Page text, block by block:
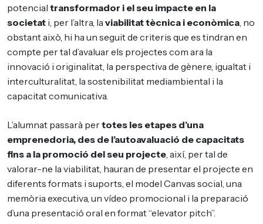
potencial transformador i el seu impacte en la
societat i, per l’altra, laviabilitat tècnica i econòmica, no
obstant això, hi ha un seguit de criteris que es tindran en
compte per tal d’avaluar els projectes com ara la
innovació i originalitat, la perspectiva de gènere, igualtat i
interculturalitat, la sostenibilitat mediambiental i la
capacitat comunicativa.
L’alumnat passarà pertotes les etapes d’una
emprenedoria, des de l’autoavaluació de capacitats
fins a la promoció del seu projecte, així, per tal de
valorar-ne la viabilitat, hauran de presentar el projecte en
diferents formats i suports, el model Canvas social, una
memòria executiva, un vídeo promocional i la preparació
d’una presentació oral en format “elevator pitch”.